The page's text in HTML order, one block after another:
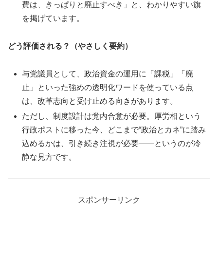
費は、きっぱりと廃止すべき」と、わかりやすい旗
を掲げています。
どう評価される？（やさしく要約）
与党議員として、政治資金の運用に「課税」「廃
止」といった強めの透明化ワードを使っている点
は、改革志向と受け止める向きがあります。
ただし、制度設計は党内合意が必要。厚労相という
行政ポストに移った今、どこまで“政治とカネ”に踏み
込めるかは、引き続き注視が必要――というのが冷
静な見方です。
スポンサーリンク